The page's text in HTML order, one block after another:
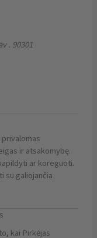
. 90301
privalomas
ir atsakomybę.
ar koreguoti.
su galiojančia
kai Pirkėjas